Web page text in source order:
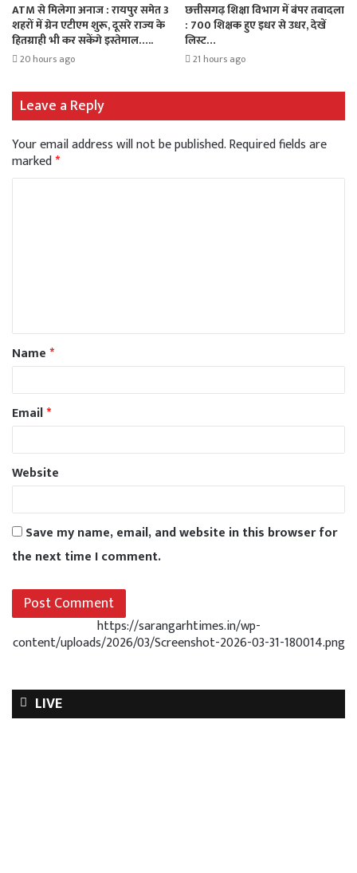
ATM से मिलेगा अनाज : रायपुर समेत 3
शहरों में ग्रेन एटीएम शुरू, दूसरे राज्य के
हितग्राही भी कर सकेंगे इस्तेमाल…..
20 hours ago
छत्तीसगढ़ शिक्षा विभाग में बंपर तबादला
: 700 शिक्षक हुए इधर से उधर, देखें
लिस्ट…
21 hours ago
Leave a Reply
Your email address will not be published.Required fields are
marked*
Name*
Email*
Website
Save my name, email, and website in this browser for
the next time I comment.
https://sarangarhtimes.in/wp-
content/uploads/2026/03/Screenshot-2026-03-31-180014.png
LIVE